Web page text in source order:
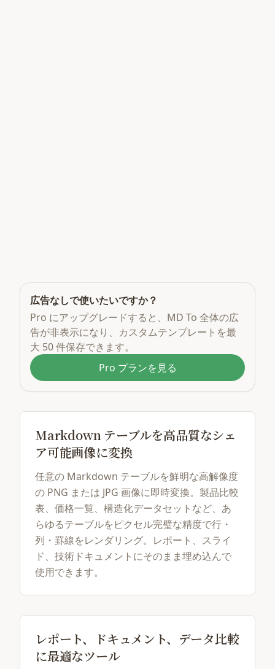
広告なしで使いたいですか？
Pro にアップグレードすると、MD To 全体の広
告が非表示になり、カスタムテンプレートを最
大 50 件保存できます。
Pro プランを見る
Markdown テーブルを高品質なシェ
ア可能画像に変換
任意の Markdown テーブルを鮮明な高解像度
の PNG または JPG 画像に即時変換。製品比較
表、価格一覧、構造化データセットなど、あ
らゆるテーブルをピクセル完璧な精度で行・
列・罫線をレンダリング。レポート、スライ
ド、技術ドキュメントにそのまま埋め込んで
使用できます。
レポート、ドキュメント、データ比較
に最適なツール